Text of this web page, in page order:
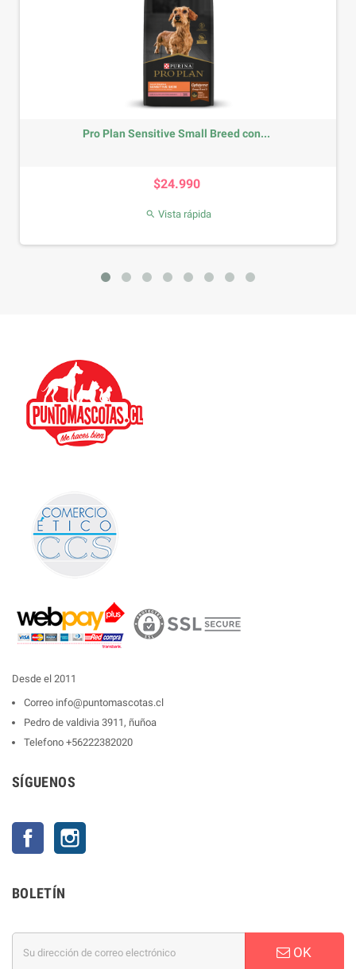
Pro Plan Sensitive Small Breed con...
$24.990
 Vista rápida
Desde el 2011
Correo info@puntomascotas.cl
Pedro de valdivia 3911, ñuñoa
Telefono +56222382020
SÍGUENOS
Facebook
BOLETÍN
OK